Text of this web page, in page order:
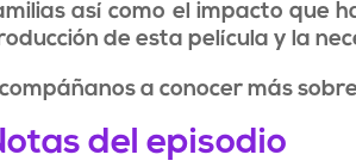
así como el impacto que
de esta película y la
a conocer más
del episodio